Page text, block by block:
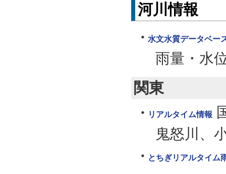
河川情報
水文水質データベー
雨量・水
関東
リアルタイム情報
鬼怒川、
とちぎリアルタイム